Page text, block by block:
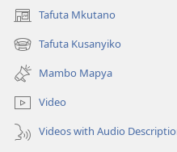
Tafuta Mkutano
(opens
new
window)
Tafuta Kusanyiko
(opens
new
window)
Mambo Mapya
Video
Videos with Audio